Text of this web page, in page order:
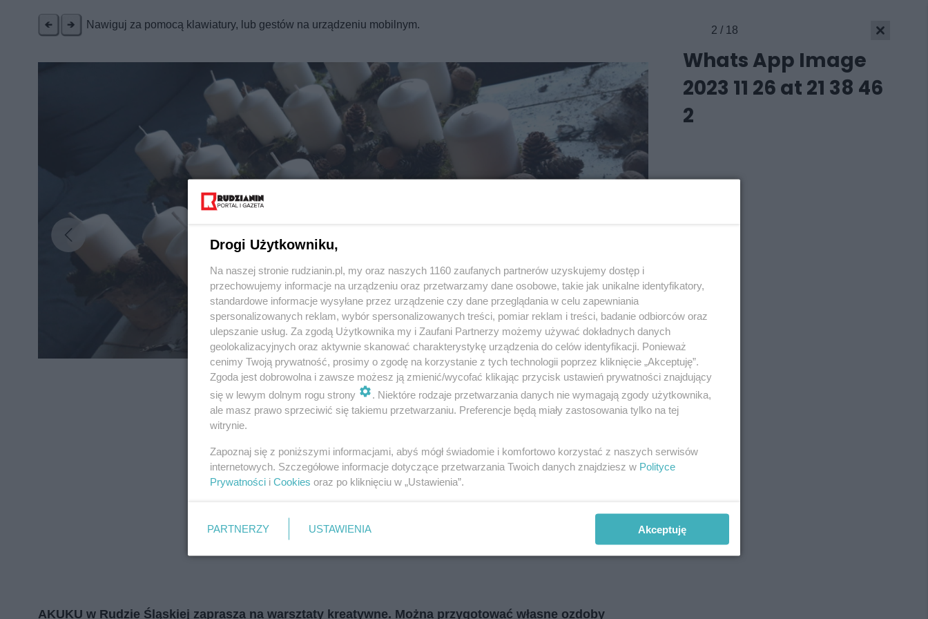
Nawiguj za pomocą klawiatury, lub gestów na urządzeniu mobilnym.
fot:
AKUKU w Rudzie Śląskiej zaprasza na warsztaty kreatywne. Można przygotować własne ozdoby
2 / 18
Whats App Image
2023 11 26 at 21 38 46
2
Wydawca mediówlokalnych
zapoznać się z:
polityką prywatności regulamin korzystania z portali
Twojemiasto
Piekary Śląskie
Chorzów
Tarnowskie Góry
Ruda Śląska
Świętochłowice
Tychy
Bytom
Katowice
Zabrze
Zagłębie
Skontakuj się
Kontakt
Redakcja
Newsletter
Reklama
Drogi Użytkowniku,
Na naszej stronie rudzianin.pl, my oraz naszych 1160 zaufanych partnerów uzyskujemy dostęp i
przechowujemy informacje na urządzeniu oraz przetwarzamy dane osobowe, takie jak unikalne identyfikatory,
standardowe informacje wysyłane przez urządzenie czy dane przeglądania w celu zapewniania
spersonalizowanych reklam, wybór spersonalizowanych treści, pomiar reklam i treści, badanie odbiorców oraz
ulepszanie usług. Za zgodą Użytkownika my i Zaufani Partnerzy możemy używać dokładnych danych
geolokalizacyjnych oraz aktywnie skanować charakterystykę urządzenia do celów identyfikacji. Ponieważ
cenimy Twoją prywatność, prosimy o zgodę na korzystanie z tych technologii poprzez kliknięcie „Akceptuję”.
Zgoda jest dobrowolna i zawsze możesz ją zmienić/wycofać klikając przycisk ustawień prywatności znajdujący
się w lewym dolnym rogu strony
. Niektóre rodzaje przetwarzania danych nie wymagają zgody użytkownika,
ale masz prawo sprzeciwić się takiemu przetwarzaniu. Preferencje będą miały zastosowania tylko na tej
witrynie.
Zapoznaj się z poniższymi informacjami, abyś mógł świadomie i komfortowo korzystać z naszych serwisów
internetowych. Szczegółowe informacje dotyczące przetwarzania Twoich danych znajdziesz w Polityce
Prywatności i Cookies oraz po kliknięciu w „Ustawienia”.
PARTNERZY USTAWIENIA Akceptuję